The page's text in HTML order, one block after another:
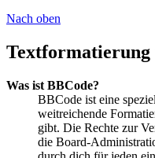
Nach oben
Textformatierung
Was ist BBCode?
BBCode ist eine
weitreichende
gibt. Die Rechte zur
die Board-